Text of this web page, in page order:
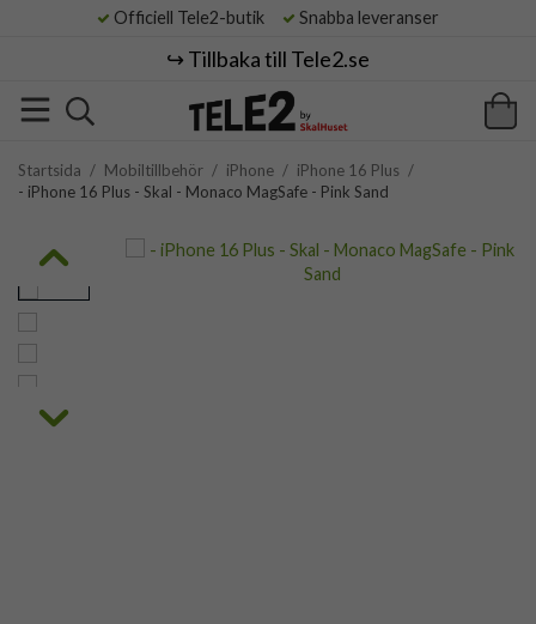
Officiell Tele2-butik Snabba leveranser
↪️ Tillbaka till Tele2.se
Startsida / Mobiltillbehör / iPhone / iPhone 16 Plus /
- iPhone 16 Plus - Skal - Monaco MagSafe - Pink Sand